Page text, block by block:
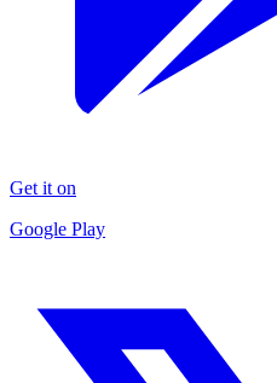
Get it on
Google Play